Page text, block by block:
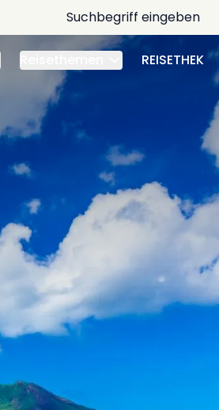
REISETHEK